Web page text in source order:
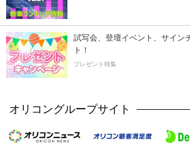
試写会、登壇イベント、サイン
ト！
プレゼント特集
オリコングループサイト